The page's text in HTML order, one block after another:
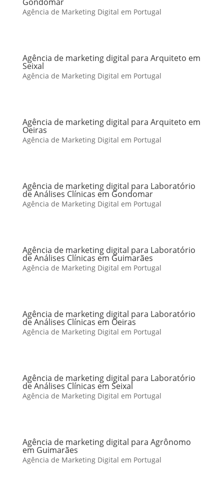
Agência de Marketing Digital em Portugal
Agência de marketing digital para Arquiteto em
Seixal
Agência de Marketing Digital em Portugal
Agência de marketing digital para Arquiteto em
Oeiras
Agência de Marketing Digital em Portugal
Agência de marketing digital para Laboratório
de Análises Clínicas em Gondomar
Agência de Marketing Digital em Portugal
Agência de marketing digital para Laboratório
de Análises Clínicas em Guimarães
Agência de Marketing Digital em Portugal
Agência de marketing digital para Laboratório
de Análises Clínicas em Oeiras
Agência de Marketing Digital em Portugal
Agência de marketing digital para Laboratório
de Análises Clínicas em Seixal
Agência de Marketing Digital em Portugal
Agência de marketing digital para Agrônomo
em Guimarães
Agência de Marketing Digital em Portugal